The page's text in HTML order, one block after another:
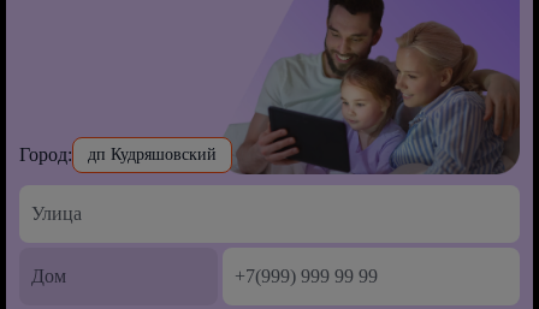
Город: дп Кудряшовский